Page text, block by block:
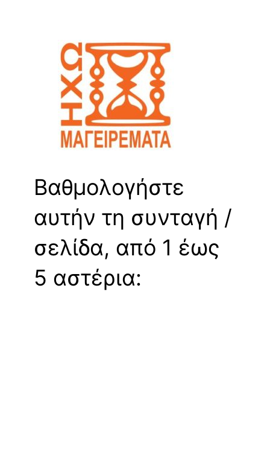
Βαθμολογήστε
αυτήν τη συνταγή /
σελίδα, από 1 έως
5 αστέρια: